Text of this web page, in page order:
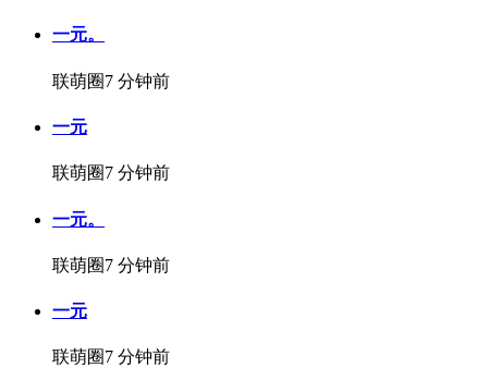
一元。
联萌圈7 分钟前
一元
联萌圈7 分钟前
一元。
联萌圈7 分钟前
一元
联萌圈7 分钟前